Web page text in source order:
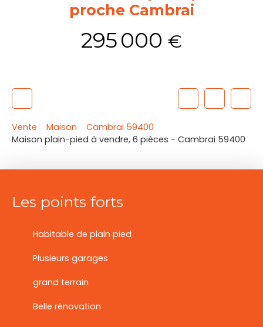
proche Cambrai
295 000 €
Vente Maison
Cambrai 59400
Maison plain-pied à vendre, 6 pièces - Cambrai 59400
Les points forts
Habitable de plain pied
Plusieurs garages
grand terrain
Belle rénovation